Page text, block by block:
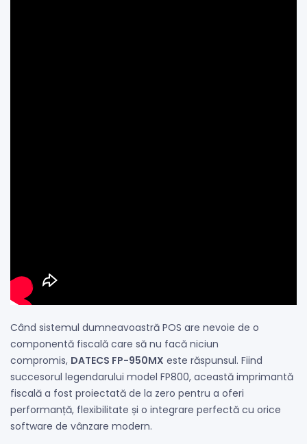
Când sistemul dumneavoastră POS are nevoie de o
componentă fiscală care să nu facă niciun
compromis, DATECS FP-950MX este răspunsul. Fiind
succesorul legendarului model FP800, această imprimantă
fiscală a fost proiectată de la zero pentru a oferi
performanță, flexibilitate și o integrare perfectă cu orice
software de vânzare modern.